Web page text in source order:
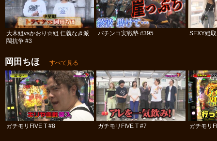
大木組vsかおり☆組 仁義なき派
閥抗争 #3
パチンコ実戦塾 #395 SEXY総
岡田ちほ すべて見る
ガチモリFIVE T #8 ガチモリFIVE T #7 ガチモリ